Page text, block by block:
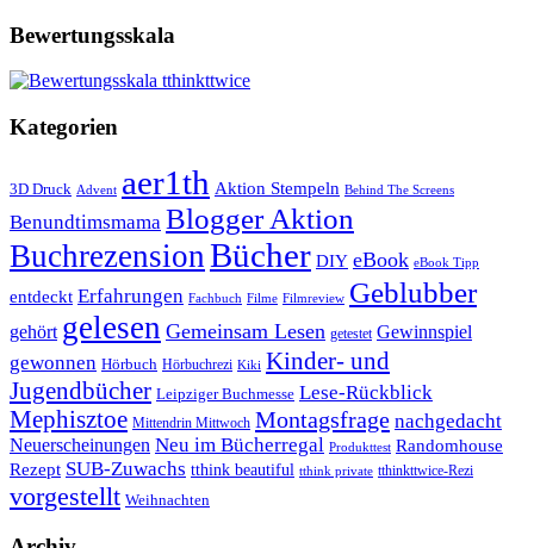
Bewertungsskala
Kategorien
3D Druck Advent aer1th Aktion Stempeln Behind The Screens
Benundtimsmama Blogger Aktion
Buchrezension Bücher DIY eBook eBook Tipp
entdeckt Erfahrungen Fachbuch Filme Filmreview Geblubber
gehört gelesen Gemeinsam Lesen getestet Gewinnspiel
gewonnen Hörbuch Hörbuchrezi Kiki Kinder- und
Jugendbücher Leipziger Buchmesse Lese-Rückblick
Mephisztoe Mittendrin Mittwoch Montagsfrage nachgedacht
Neuerscheinungen Neu im Bücherregal Produkttest Randomhouse
Rezept SUB-Zuwachs tthink beautiful tthink private tthinkttwice-Rezi
vorgestellt Weihnachten